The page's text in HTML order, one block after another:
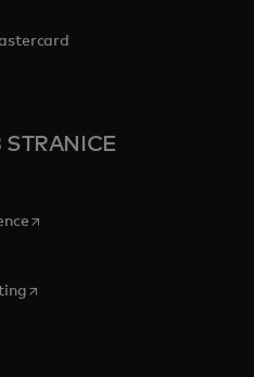
opens in a new tab
in a new tab
opens in a new tab
in a new tab